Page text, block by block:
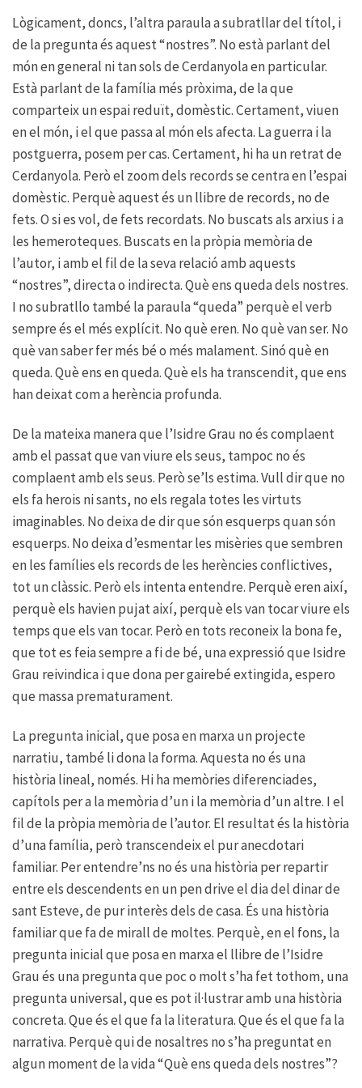
Lògicament, doncs, l’altra paraula a subratllar del títol, i
de la pregunta és aquest “nostres”. No està parlant del
món en general ni tan sols de Cerdanyola en particular.
Està parlant de la família més pròxima, de la que
comparteix un espai reduït, domèstic. Certament, viuen
en el món, i el que passa al món els afecta. La guerra i la
postguerra, posem per cas. Certament, hi ha un retrat de
Cerdanyola. Però el zoom dels records se centra en l’espai
domèstic. Perquè aquest és un llibre de records, no de
fets. O si es vol, de fets recordats. No buscats als arxius i a
les hemeroteques. Buscats en la pròpia memòria de
l’autor, i amb el fil de la seva relació amb aquests
“nostres”, directa o indirecta. Què ens queda dels nostres.
I no subratllo també la paraula “queda” perquè el verb
sempre és el més explícit. No què eren. No què van ser. No
què van saber fer més bé o més malament. Sinó què en
queda. Què ens en queda. Què els ha transcendit, que ens
han deixat com a herència profunda.
De la mateixa manera que l’Isidre Grau no és complaent
amb el passat que van viure els seus, tampoc no és
complaent amb els seus. Però se’ls estima. Vull dir que no
els fa herois ni sants, no els regala totes les virtuts
imaginables. No deixa de dir que són esquerps quan són
esquerps. No deixa d’esmentar les misèries que sembren
en les famílies els records de les herències conflictives,
tot un clàssic. Però els intenta entendre. Perquè eren així,
perquè els havien pujat així, perquè els van tocar viure els
temps que els van tocar. Però en tots reconeix la bona fe,
que tot es feia sempre a fi de bé, una expressió que Isidre
Grau reivindica i que dona per gairebé extingida, espero
que massa prematurament.
La pregunta inicial, que posa en marxa un projecte
narratiu, també li dona la forma. Aquesta no és una
història lineal, només. Hi ha memòries diferenciades,
capítols per a la memòria d’un i la memòria d’un altre. I el
fil de la pròpia memòria de l’autor. El resultat és la història
d’una família, però transcendeix el pur anecdotari
familiar. Per entendre’ns no és una història per repartir
entre els descendents en un pen drive el dia del dinar de
sant Esteve, de pur interès dels de casa. És una història
familiar que fa de mirall de moltes. Perquè, en el fons, la
pregunta inicial que posa en marxa el llibre de l’Isidre
Grau és una pregunta que poc o molt s’ha fet tothom, una
pregunta universal, que es pot il·lustrar amb una història
concreta. Que és el que fa la literatura. Que és el que fa la
narrativa. Perquè qui de nosaltres no s’ha preguntat en
algun moment de la vida “Què ens queda dels nostres”?